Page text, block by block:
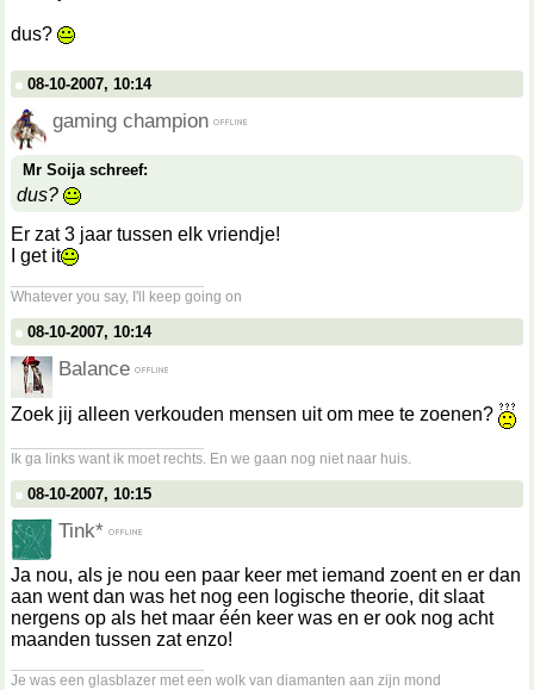
dus?
08-10-2007, 10:14
gaming champion
Mr Soija schreef:
dus?
Er zat 3 jaar tussen elk vriendje!
I get it
Whatever you say, I'll keep going on
08-10-2007, 10:14
Balance
Zoek jij alleen verkouden mensen uit om mee te zoenen?
Ik ga links want ik moet rechts. En we gaan nog niet naar huis.
08-10-2007, 10:15
Tink*
Ja nou, als je nou een paar keer met iemand zoent en er dan
aan went dan was het nog een logische theorie, dit slaat
nergens op als het maar één keer was en er ook nog acht
maanden tussen zat enzo!
Je was een glasblazer met een wolk van diamanten aan zijn mond